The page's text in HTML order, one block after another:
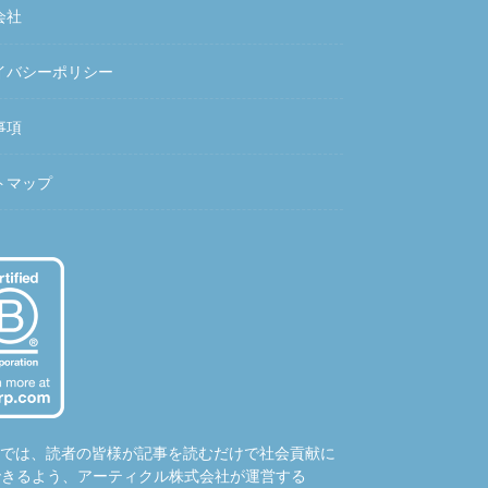
社
バシーポリシー
項
マップ
は、読者の皆様が記事を読むだけで社会貢献に
るよう、アーティクル株式会社が運営する